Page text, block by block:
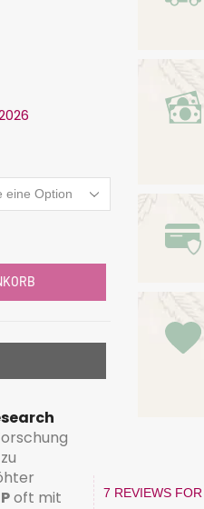
zu
oft mit
7 REVIEWS FOR